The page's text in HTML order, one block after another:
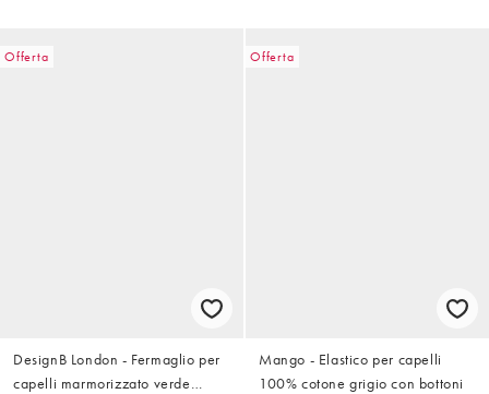
Offerta
DesignB London - Fermaglio per
capelli marmorizzato verde
Offerta
Mango - Elastico per capelli
100% cotone grigio con bottoni